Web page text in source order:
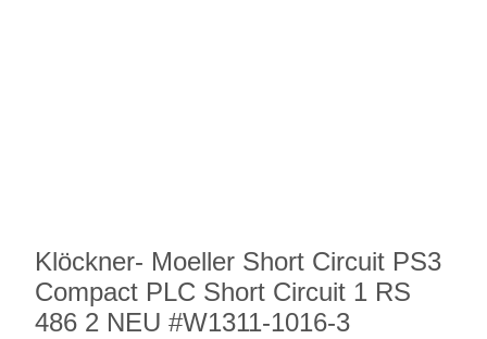
Klöckner- Moeller Short Circuit PS3
Compact PLC Short Circuit 1 RS
486 2 NEU #W1311-1016-3